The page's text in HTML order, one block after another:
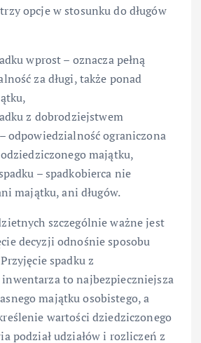
opcje w stosunku do długów
wprost – oznacza pełną
za długi, także ponad
z dobrodziejstwem
odpowiedzialność ograniczona
majątku,
– spadkobierca nie
majątku, ani długów.
szczególnie ważne jest
decyzji odnośnie sposobu
spadku z
to najbezpieczniejsza
majątku osobistego, a
wartości dziedziczonego
podział udziałów i rozliczeń z